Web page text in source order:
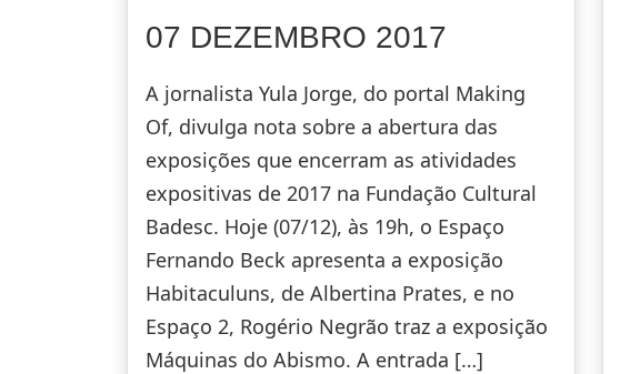
07 DEZEMBRO 2017
A jornalista Yula Jorge, do portal Making
Of, divulga nota sobre a abertura das
exposições que encerram as atividades
expositivas de 2017 na Fundação Cultural
Badesc. Hoje (07/12), às 19h, o Espaço
Fernando Beck apresenta a exposição
Habitaculuns, de Albertina Prates, e no
Espaço 2, Rogério Negrão traz a exposição
Máquinas do Abismo. A entrada […]